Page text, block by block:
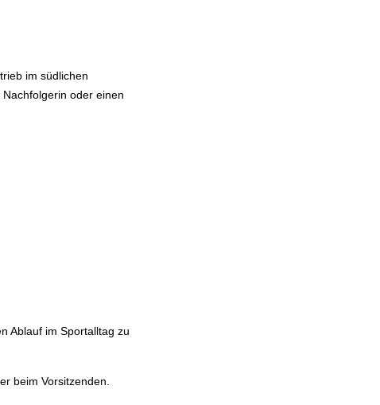
im südlichen
oder einen
Ablauf im Sportalltag zu
beim Vorsitzenden.